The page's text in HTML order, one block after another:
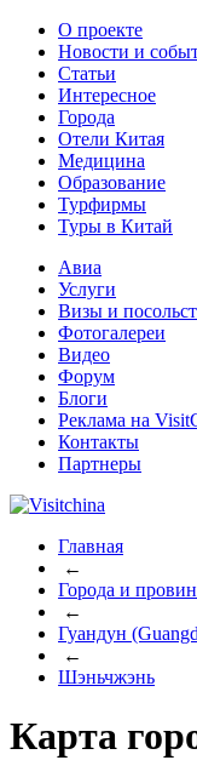
О проекте
Новости и
Статьи
Интересное
Города
Отели Китая
Медицина
Образование
Турфирмы
Туры в Китай
Авиа
Услуги
Визы и
Фотогалереи
Видео
Форум
Блоги
Реклама на
Контакты
Партнеры
Главная
←
Города и
←
Гуандун
←
Шэньчжэнь
Карта